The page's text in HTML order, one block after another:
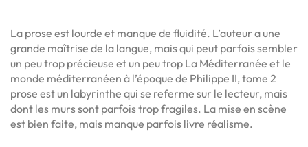
La prose est lourde et manque de fluidité. L’auteur a une
grande maîtrise de la langue, mais qui peut parfois sembler
un peu trop précieuse et un peu trop La Méditerranée et le
monde méditerranéen à l’époque de Philippe II, tome 2
prose est un labyrinthe qui se referme sur le lecteur, mais
dont les murs sont parfois trop fragiles. La mise en scène
est bien faite, mais manque parfois livre réalisme.